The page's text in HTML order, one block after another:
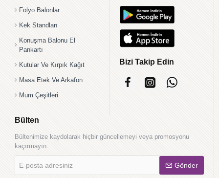
Folyo Balonlar
Kek Standları
Konuşma Balonu El
Pankartı
Kutular Ve Kırpık Kağıt
Masa Etek Ve Arkafon
Mum Çeşitleri
Bizi Takip Edin
Bülten
Bültenimize kaydolarak hiçbir güncellemeyi veya promosyonu
kaçırmayın.
posta
Gönder